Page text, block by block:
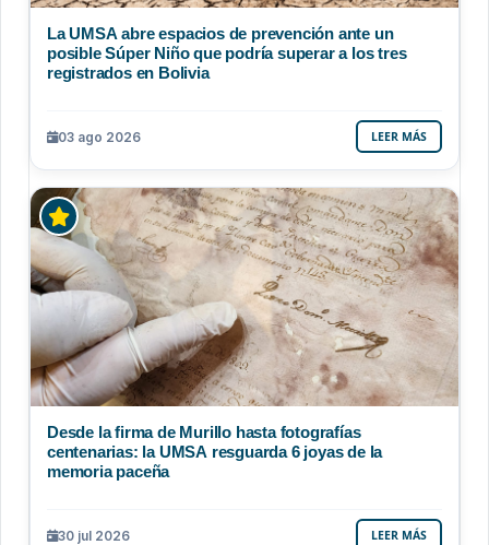
La UMSA abre espacios de prevención ante un
posible Súper Niño que podría superar a los tres
registrados en Bolivia
03 ago 2026 LEER MÁS
Desde la firma de Murillo hasta fotografías
centenarias: la UMSA resguarda 6 joyas de la
memoria paceña
30 jul 2026 LEER MÁS